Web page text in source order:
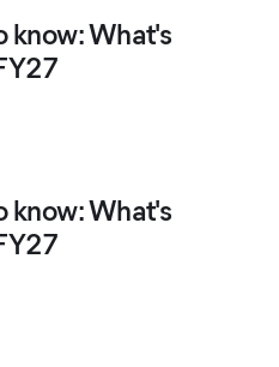
know: What's
know: What's